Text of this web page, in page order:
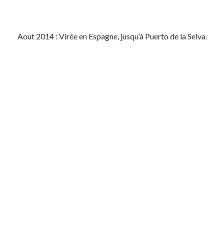
Aout 2014 : Virée en Espagne, jusqu’à Puerto de la Selva.